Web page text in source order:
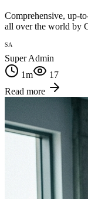
Comprehensive, up-
all over the world by
SA
Super Admin
1m
17
Read more